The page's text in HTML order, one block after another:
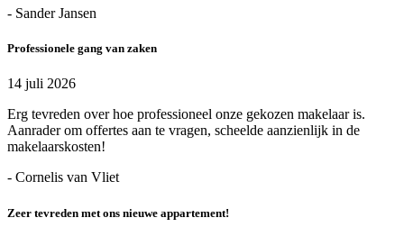
- Sander Jansen
Professionele gang van zaken
14 juli 2026
Erg tevreden over hoe professioneel onze gekozen makelaar is.
Aanrader om offertes aan te vragen, scheelde aanzienlijk in de
makelaarskosten!
- Cornelis van Vliet
Zeer tevreden met ons nieuwe appartement!